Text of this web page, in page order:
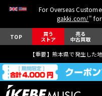
For Overseas
gakki.com/"
TOP 買う
ストア
売る
中古買取
【重要】熊本県で発生した